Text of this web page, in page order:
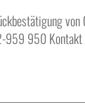
959 950 Kontakt